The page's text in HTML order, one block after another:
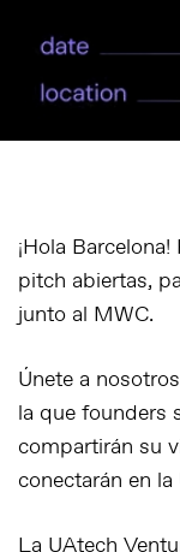
¡Hola
pitch abiertas,
junto al MWC.
Únete a
la que founders
compartirán su
conectarán en la
La UAtech